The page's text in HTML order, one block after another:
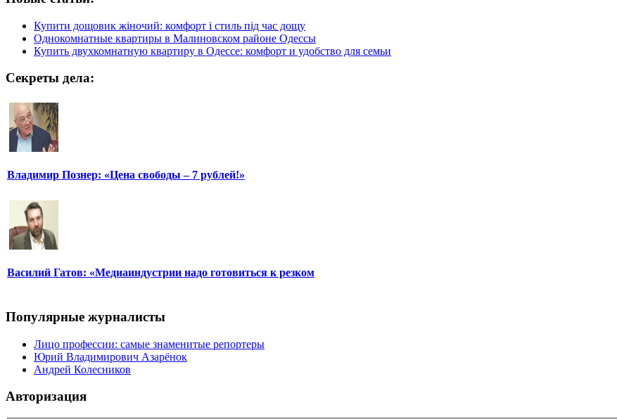
Купити дощовик жіночий: комфорт і стиль під час дощу
Однокомнатные квартиры в Малиновском районе Одессы
Купить двухкомнатную квартиру в Одессе: комфорт и удобство для семьи
Секреты дела:
Владимир Познер: «Цена свободы – 7 рублей!»
Василий Гатов: «Медиаиндустрии надо готовиться к резком
Популярные журналисты
Лицо профессии: самые знаменитые репортеры
Юрий Владимирович Азарёнок
Андрей Колесников
Авторизация